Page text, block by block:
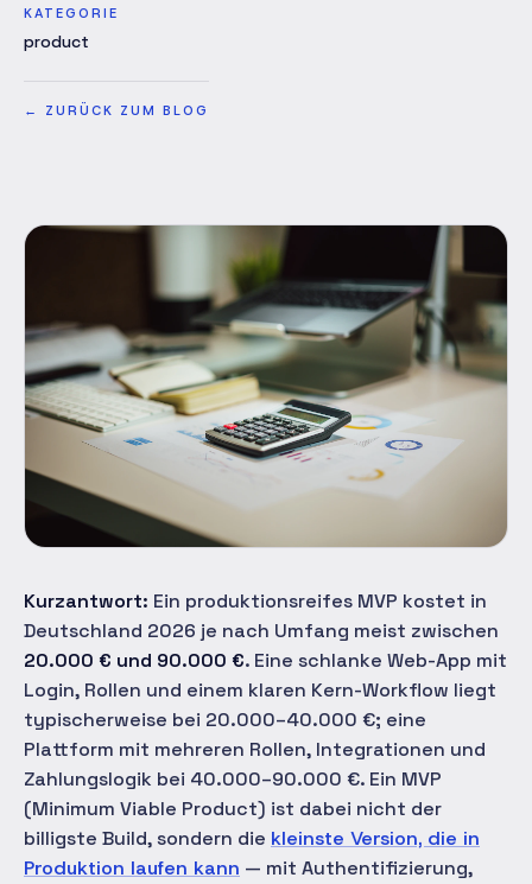
KATEGORIE
product
← ZURÜCK ZUM BLOG
Kurzantwort: Ein produktionsreifes MVP kostet in
Deutschland 2026 je nach Umfang meist zwischen
20.000 € und 90.000 €. Eine schlanke Web-App mit
Login, Rollen und einem klaren Kern-Workflow liegt
typischerweise bei 20.000–40.000 €; eine
Plattform mit mehreren Rollen, Integrationen und
Zahlungslogik bei 40.000–90.000 €. Ein MVP
(Minimum Viable Product) ist dabei nicht der
billigste Build, sondern die kleinste Version, die in
Produktion laufen kann — mit Authentifizierung,